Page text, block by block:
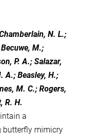
N. L.;
M.;
P. A.; Salazar,
A.; Beasley, H.;
M. C.; Rogers,
R. H.
a
butterfly mimicry